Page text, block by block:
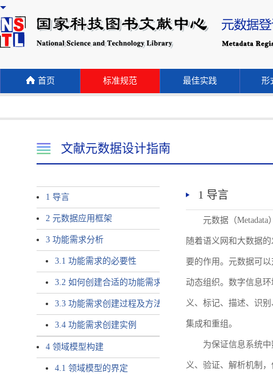
首页 标准规范 最佳实践 形
文献元数据设计指南
1 导言
2 元数据应用框架
3 功能需求分析
3.1 功能需求的必要性
3.2 如何创建合适的功能需求
3.3 功能需求创建过程及方法
3.4 功能需求创建实例
4 领域模型构建
4.1 领域模型的界定
1 导言
元数据（
随着语义网和大数据
要的作用。元数据可
动态组织。数字信息
义、标记、描述、识
集成和重组。
为保证信息系统
义、验证、解析机制